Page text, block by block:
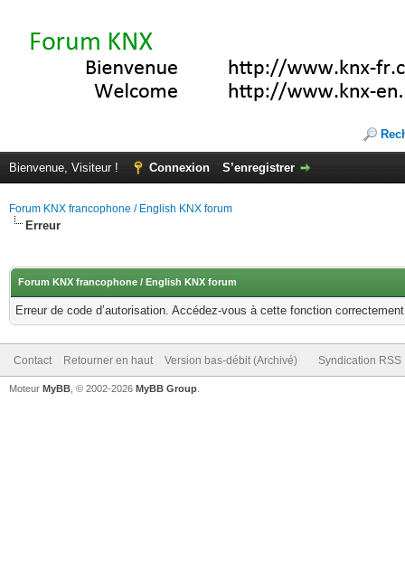
Bienvenue, Visiteur ! Connexion S’enregistrer
Forum KNX francophone / English KNX forum
Erreur
Forum KNX francophone / English KNX forum
Erreur de code d’autorisation. Accédez-vous à cette fonction
Contact Retourner en haut Version bas-débit (Archivé) Syndication RSS
Moteur MyBB , © 2002-2026 MyBB Group